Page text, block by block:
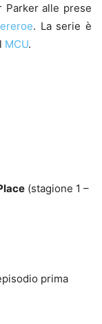
Parker alle prese
. La serie è
MCU.
(stagione 1 –
prima